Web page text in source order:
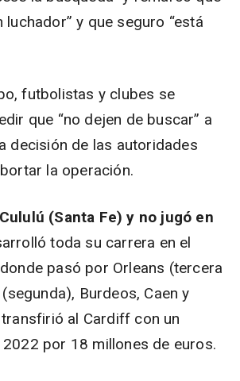
luchador” y que seguro “está
futbolistas y clubes se
que “no dejen de buscar” a
decisión de las autoridades
la operación.
(Santa Fe) y no jugó en
toda su carrera en el
pasó por Orleans (tercera
Burdeos, Caen y
al Cardiff con un
por 18 millones de euros.